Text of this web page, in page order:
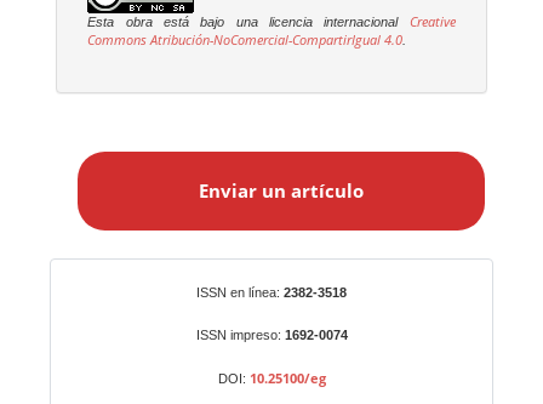
Esta obra está bajo una licencia internacional
Creative
Commons Atribución-NoComercial-CompartirIgual 4.0
a
Enviar un artículo
ISSN en línea: 2382-3518
ISSN impreso: 1692-0074
DOI: 10.25100/eg